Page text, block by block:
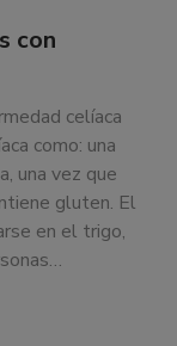
con
celíaca
como: una
una vez que
gluten. El
en el trigo,